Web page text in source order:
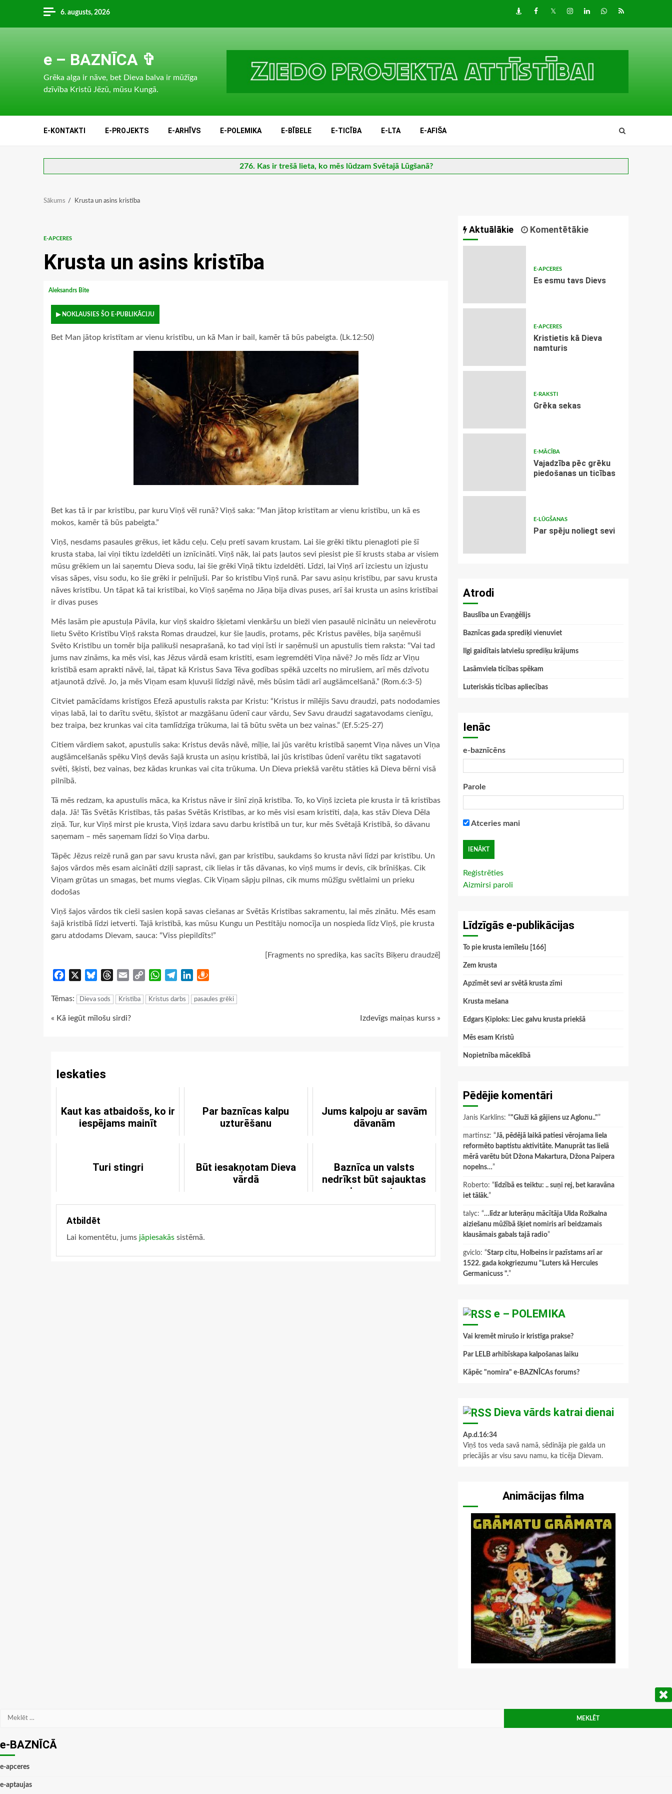
content
6. augusts, 2026 DraugiemFacebook
TwitterInstagram
LinkedInwhatsapp
RSS
e – BAZNĪCA ✞
Grēka alga ir nāve, bet Dieva balva ir mūžīga
dzīvība Kristū Jēzū, mūsu Kungā.
E-KONTAKTI E-PROJEKTS E-ARHĪVS E-POLEMIKA E-BĪBELE E-TICĪBA E-LTA E-AFIŠA
276. Kas ir trešā lieta, ko mēs lūdzam Svētajā Lūgšanā?
Sākums Krusta un asins kristība
E-APCERES
Krusta un asins kristība
Aleksandrs Bite
▶ NOKLAUSIES ŠO E-PUBLIKĀCIJU
Bet Man jātop kristītam ar vienu kristību, un kā Man ir bail, kamēr tā būs pabeigta. (Lk.12:50)
Bet kas tā ir par kristību, par kuru Viņš vēl runā? Viņš saka: “Man jātop kristītam ar vienu kristību, un kā es
mokos, kamēr tā būs pabeigta.”
Viņš, nesdams pasaules grēkus, iet kādu ceļu. Ceļu pretī savam krustam. Lai šie grēki tiktu pienagloti pie šī
krusta staba, lai viņi tiktu izdeldēti un iznīcināti. Viņš nāk, lai pats ļautos sevi piesist pie šī krusts staba ar visiem
mūsu grēkiem un lai saņemtu Dieva sodu, lai šie grēki Viņā tiktu izdeldēti. Līdzi, lai Viņš arī izciestu un izjustu
visas sāpes, visu sodu, ko šie grēki ir pelnījuši. Par šo kristību Viņš runā. Par savu asiņu kristību, par savu krusta
nāves kristību. Un tāpat kā tai kristībai, ko Viņš saņēma no Jāņa bija divas puses, arī šai krusta un asins kristībai
ir divas puses
Mēs lasām pie apustuļa Pāvila, kur viņš skaidro šķietami vienkāršu un bieži vien pasaulē nicinātu un neievērotu
lietu Svēto Kristību Viņš raksta Romas draudzei, kur šie ļaudis, protams, pēc Kristus pavēles, bija saņēmuši
Svēto Kristību un tomēr bija palikuši nesaprašanā, ko tad viņi īsti ir saņēmuši un apustulis tiem raksta: “Vai tad
jums nav zināms, ka mēs visi, kas Jēzus vārdā esam kristīti, esam iegremdēti Viņa nāvē? Jo mēs līdz ar Viņu
kristībā esam aprakti nāvē, lai, tāpat kā Kristus Sava Tēva godības spēkā uzcelts no mirušiem, arī mēs dzīvotu
atjaunotā dzīvē. Jo, ja mēs Viņam esam kļuvuši līdzīgi nāvē, mēs būsim tādi arī augšāmcelšanā.” (Rom.6:3-5)
Citviet pamācīdams kristīgos Efezā apustulis raksta par Kristu: “Kristus ir mīlējis Savu draudzi, pats nododamies
viņas labā, lai to darītu svētu, šķīstot ar mazgāšanu ūdenī caur vārdu, Sev Savu draudzi sagatavodams cienīgu,
bez traipa, bez krunkas vai cita tamlīdzīga trūkuma, lai tā būtu svēta un bez vainas.” (Ef.5:25-27)
Citiem vārdiem sakot, apustulis saka: Kristus devās nāvē, mīļie, lai jūs varētu kristībā saņemt Viņa nāves un Viņa
augšāmcelšanās spēku Viņš devās šajā krusta un asiņu kristībā, lai jūs kristības ūdenī varētu tikt sagatavoti
svēti, šķisti, bez vainas, bez kādas krunkas vai cita trūkuma. Un Dieva priekšā varētu stāties kā Dieva bērni visā
pilnībā.
Tā mēs redzam, ka apustulis māca, ka Kristus nāve ir šinī ziņā kristība. To, ko Viņš izcieta pie krusta ir tā kristības
daļa. Jā! Tās Svētās Kristības, tās pašas Svētās Kristības, ar ko mēs visi esam kristīti, daļa, kas stāv Dieva Dēla
ziņā. Tur, kur Viņš mirst pie krusta, Viņš izdara savu darbu kristībā un tur, kur mēs Svētajā Kristībā, šo dāvanu
saņemam – mēs saņemam līdzi šo Viņa darbu.
Tāpēc Jēzus reizē runā gan par savu krusta nāvi, gan par kristību, saukdams šo krusta nāvi līdzi par kristību. Un
šajos vārdos mēs esam aicināti dziļi saprast, cik lielas ir tās dāvanas, ko viņš mums ir devis, cik brīnišķas. Cik
Viņam grūtas un smagas, bet mums vieglas. Cik Viņam sāpju pilnas, cik mums mūžīgu svētlaimi un prieku
dodošas
Viņš šajos vārdos tik cieši sasien kopā savas ciešanas ar Svētās Kristības sakramentu, lai mēs zinātu. Mēs esam
šajā kristībā līdzi ietverti. Tajā kristībā, kas mūsu Kungu un Pestītāju nomocīja un nospieda līdz Viņš, pie krusta
garu atdodams Dievam, sauca: “Viss piepildīts!”
[Fragments no sprediķa, kas sacīts Biķeru draudzē]
Facebook BlueskyThreads
Email
Copy
WhatsApp
TelegramLinkedIn
Tēmas: Dieva sods Kristība Kristus darbs pasaules grēki
Continue
« Kā iegūt mīlošu sirdi? Izdevīgs maiņas kurss »
Ieskaties
Kaut kas atbaidošs, ko ir
iespējams mainīt
Par baznīcas kalpu
uzturēšanu
Jums kalpoju ar savām
dāvanām
Turi stingri
Būt iesakņotam Dieva
vārdā
Baznīca un valsts
nedrīkst būt sajauktas
viena ar otru
Atbildēt
Lai komentētu, jums jāpiesakās sistēmā.
Aktuālākie Komentētākie
E-APCERES
Es esmu tavs Dievs
E-APCERES
Kristietis kā Dieva
namturis
E-RAKSTI
Grēka sekas
E-MĀCĪBA
Vajadzība pēc grēku
piedošanas un ticības
E-LŪGŠANAS
Par spēju noliegt sevi
Atrodi
Bauslība un Evaņģēlijs
Baznīcas gada sprediķi vienuviet
Ilgi gaidītais latviešu sprediķu krājums
Lasāmviela ticības spēkam
Luteriskās ticības apliecības
Ienāc
e-baznīcēns
Parole
Atceries mani
Reģistrēties
Aizmirsi paroli
Līdzīgās e-publikācijas
To pie krusta iemīlešu [166]
Zem krusta
Apzīmēt sevi ar svētā krusta zīmi
Krusta mešana
Edgars Ķiploks: Liec galvu krusta priekšā
Mēs esam Kristū
Nopietnība māceklībā
Pēdējie komentāri
Janis Karklins: “"Gluži kā gājiens uz Aglonu.."”
martinsz: “Jā, pēdējā laikā patiesi vērojama liela
reformēto baptistu aktivitāte. Manuprāt tas lielā
mērā varētu būt Džona Makartura, Džona Paipera
nopelns…”
Roberto: “ līdzībā es teiktu: .. suņi rej, bet karavāna
iet tālāk.”
talyc: “…līdz ar luterāņu mācītāja Ulda Rožkalna
aiziešanu mūžībā šķiet nomiris arī beidzamais
klausāmais gabals tajā radio”
gviclo: “Starp citu, Holbeins ir pazīstams arī ar
1522. gada kokgriezumu "Luters kā Hercules
Germanicuss ".”
e – POLEMIKA
Vai kremēt mirušo ir kristīga prakse?
Par LELB arhibīskapa kalpošanas laiku
Kāpēc "nomira" e-BAZNĪCAs forums?
Dieva vārds katrai dienai
Ap.d.16:34
Viņš tos veda savā namā, sēdināja pie galda un
priecājās ar visu savu namu, ka ticēja Dievam.
Animācijas filma
Meklēt:
e-BAZNĪCĀ
e-apceres
e-aptaujas